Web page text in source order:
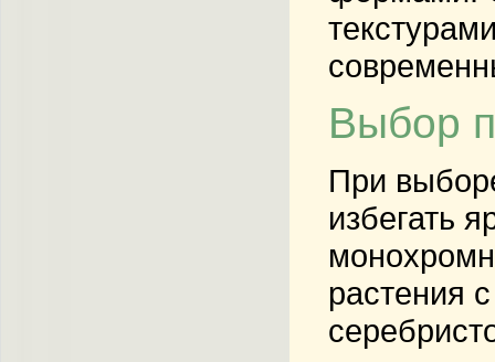
Выбор
При
избегать
растения